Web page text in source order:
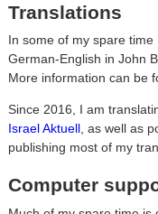
Translations
In some of my spare
German-English in John
More information can be
Since 2016, I am
Israel Aktuell, as well as
publishing most of my
Computer